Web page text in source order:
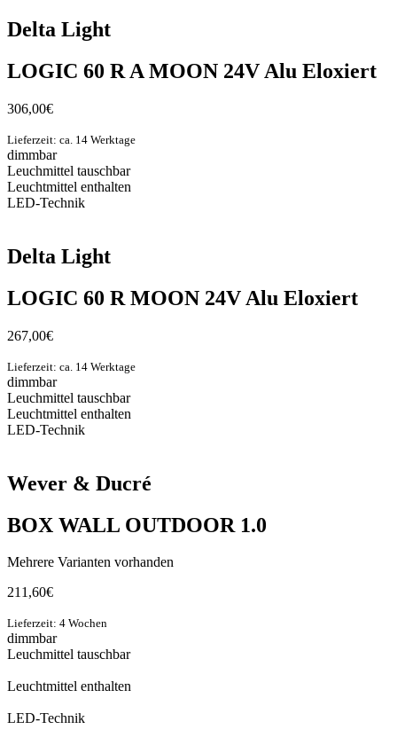
Delta Light
LOGIC 60 R A MOON 24V Alu Eloxiert
306,00€
Lieferzeit: ca. 14 Werktage
dimmbar
Leuchmittel tauschbar
Leuchtmittel enthalten
LED-Technik
Delta Light
LOGIC 60 R MOON 24V Alu Eloxiert
267,00€
Lieferzeit: ca. 14 Werktage
dimmbar
Leuchmittel tauschbar
Leuchtmittel enthalten
LED-Technik
Wever & Ducré
BOX WALL OUTDOOR 1.0
Mehrere Varianten vorhanden
211,60€
Lieferzeit: 4 Wochen
dimmbar
Leuchmittel tauschbar
Leuchtmittel enthalten
LED-Technik